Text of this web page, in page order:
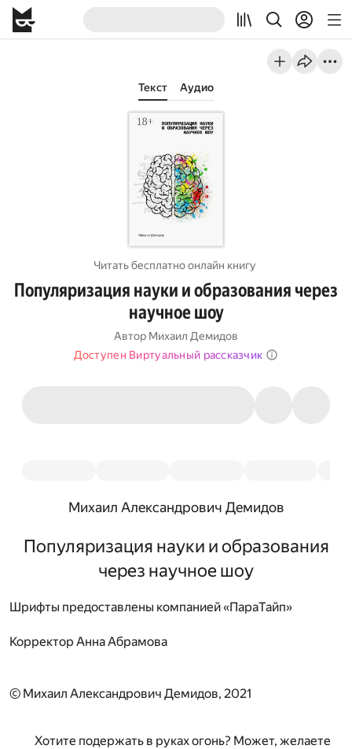
Текст Аудио
Читать бесплатно онлайн книгу
Популяризация науки и образования через
научное шоу
Автор Михаил Демидов
Доступен Виртуальный рассказчик
Михаил Александрович Демидов
Популяризация науки и образования
через научное шоу
Шрифты предоставлены компанией «ПараТайп»
Корректор Анна Абрамова
© Михаил Александрович Демидов, 2021
Хотите подержать в руках огонь? Может, желаете